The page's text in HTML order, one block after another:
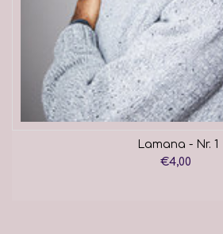
Lamana - Nr. 1
€4,00